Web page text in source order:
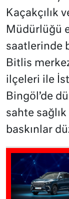
Kaçakçılık
Müdürlüğü
saatlerinde
Bitlis
ilçeleri ile
Bingöl’de
sahte
baskınlar